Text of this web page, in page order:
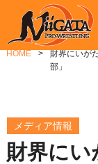
HOME
財界にいが
部」
メディア情報
財界にい